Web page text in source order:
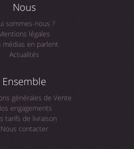
Nous
sommes-nous ?
légales
médias en parlent
Actualités
Ensemble
générales de Vente
engagements
tarifs de livraison
Nous contacter